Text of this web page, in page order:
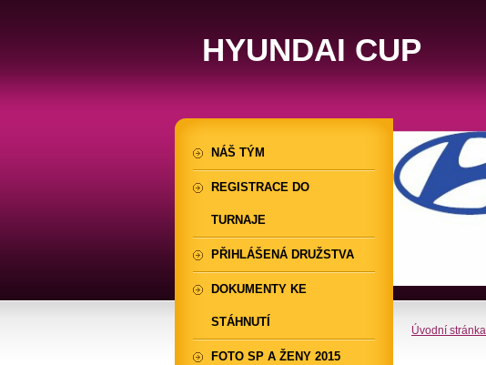
HYUNDAI CUP
Úvodní stránka
NÁŠ TÝM
REGISTRACE DO
TURNAJE
PŘIHLÁŠENÁ DRUŽSTVA
DOKUMENTY KE
STÁHNUTÍ
FOTO SP A ŽENY 2015